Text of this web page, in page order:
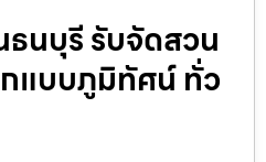
นบุรี รับจัดสวน
แบบภูมิทัศน์ ทั่ว